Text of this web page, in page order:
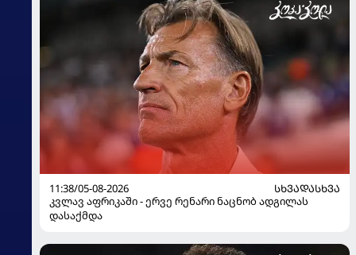
11:38/05-08-2026
ᲡᲮᲕᲐᲓᲐᲡᲮᲕᲐ
კვლავ აფრიკაში - ერვე რენარი ნაცნობ ადგილას
დასაქმდა